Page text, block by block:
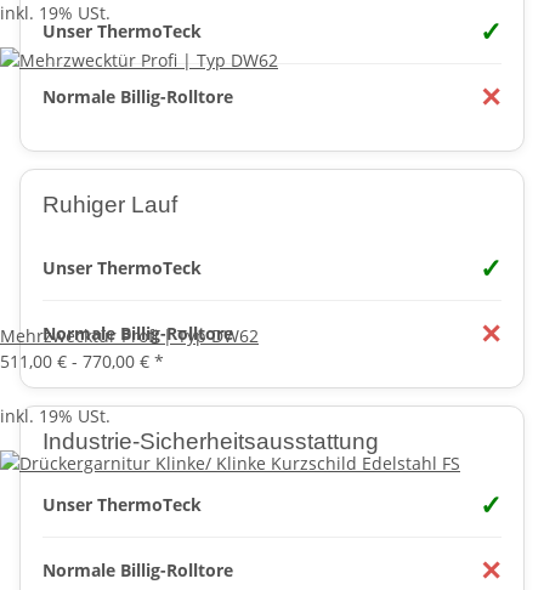
Unser ThermoTeck ✓
Normale Billig-Rolltore ✕
Ruhiger Lauf
Unser ThermoTeck ✓
Normale Billig-Rolltore ✕
Industrie-Sicherheitsausstattung
Unser ThermoTeck ✓
Normale Billig-Rolltore ✕
inkl. 19% USt.
Mehrzwecktür Profi | Typ DW62
511,00 € - 770,00 € *
inkl. 19% USt.